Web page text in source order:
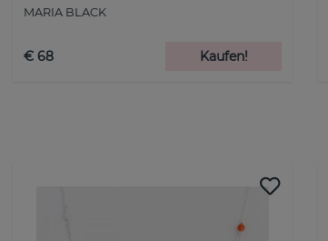
MARIA BLACK
€ 68 Kaufen!